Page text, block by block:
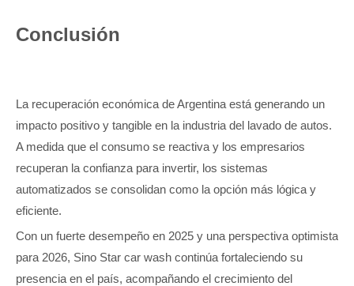
Conclusión
La recuperación económica de Argentina está generando un
impacto positivo y tangible en la industria del lavado de autos.
A medida que el consumo se reactiva y los empresarios
recuperan la confianza para invertir, los sistemas
automatizados se consolidan como la opción más lógica y
eficiente.
Con un fuerte desempeño en 2025 y una perspectiva optimista
para 2026, Sino Star car wash continúa fortaleciendo su
presencia en el país, acompañando el crecimiento del